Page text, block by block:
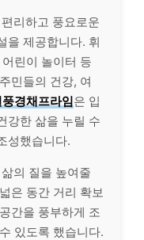
리하고 풍요로운
을 제공합니다. 휘
린이 놀이터 등
민들의 건강, 여
경채프라임은 입
강한 삶을 누릴 수
성했습니다.
의 질을 높여줄
은 동간 거리 확보
간을 풍부하게 조
있도록 했습니다.